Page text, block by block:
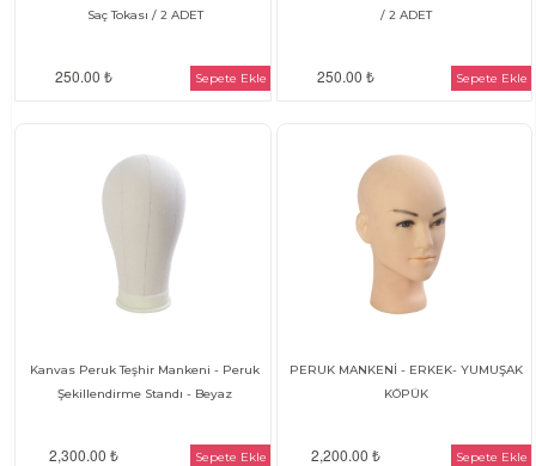
Saç Tokası / 2 ADET
250.00 ₺ Sepete Ekle
/ 2 ADET
250.00 ₺ Sepete Ekle
Kanvas Peruk Teşhir Mankeni - Peruk
Şekillendirme Standı - Beyaz
2,300.00 ₺ Sepete Ekle
PERUK MANKENİ - ERKEK- YUMUŞAK
KÖPÜK
2,200.00 ₺ Sepete Ekle